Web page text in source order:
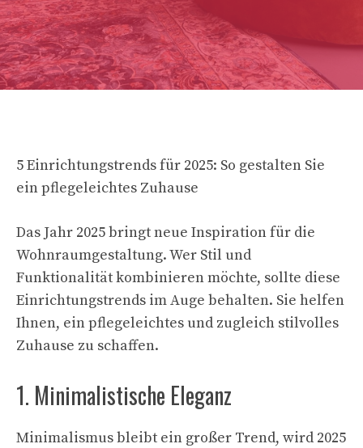
5 Einrichtungstrends für 2025: So gestalten Sie
ein pflegeleichtes Zuhause
Das Jahr 2025 bringt neue Inspiration für die
Wohnraumgestaltung. Wer Stil und
Funktionalität kombinieren möchte, sollte diese
Einrichtungstrends im Auge behalten. Sie helfen
Ihnen, ein pflegeleichtes und zugleich stilvolles
Zuhause zu schaffen.
1. Minimalistische Eleganz
Minimalismus bleibt ein großer Trend, wird 2025